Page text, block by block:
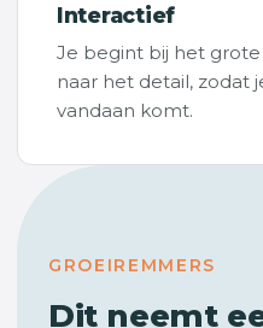
Interactief
Je begint bij het
naar het detail, zodat
vandaan komt.
GROEIREMMERS
Dit neemt